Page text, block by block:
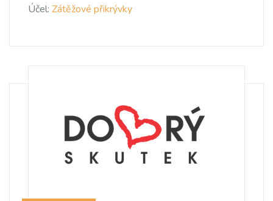
Účel: Zátěžové přikrývky